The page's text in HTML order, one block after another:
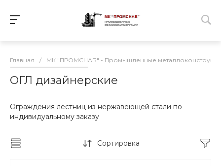
Главная / МК "ПРОМСНАБ" - Промышленные
ОГЛ дизайнерские
Ограждения лестниц из нержавеющей стали по
индивидуальному заказу
Сортировка